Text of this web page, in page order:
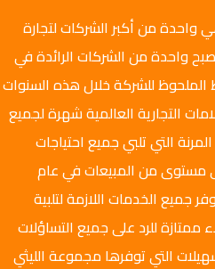
أوتو جروب عام 2008م، وهي واحدة من أكبر الشركات لتجارة
واحدة من الشركات الرائدة في
الملحوظ للشركة خلال هذه السنوات
التجارية العالمية شهرة لجميع
التي تلبي جميع احتياجات
مستوى من المبيعات في عام
جميع الخدمات اللازمة لتلبية
ممتازة للرد على جميع التساؤلات
التي توفرها مجموعة الليثي